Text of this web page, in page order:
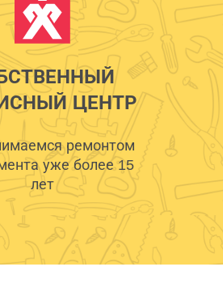
ЦЕНТР
ремонтом
уже более 15
лет